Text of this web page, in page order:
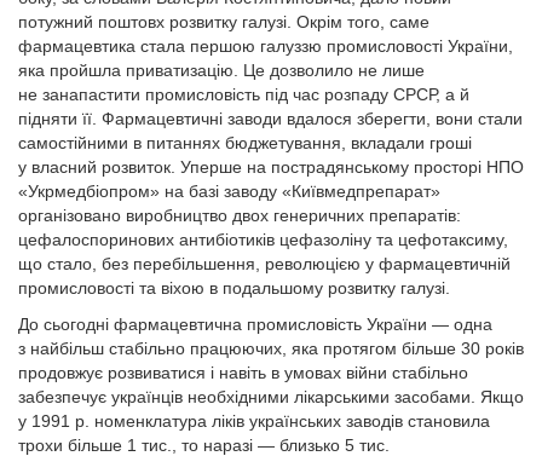
потужний поштовх розвитку галузі. Окрім того, саме
фармацевтика стала першою галуззю промисловості України,
яка пройшла приватизацію. Це дозволило не лише
не занапастити промисловість під час розпаду СРСР, а й
підняти її. Фармацевтичні заводи вдалося зберегти, вони стали
самостійними в питаннях бюджетування, вкладали гроші
у власний розвиток. Уперше на пострадянському просторі НПО
«Укр­медбіопром» на базі заводу «Київмедпрепарат»
організовано виробництво двох генеричних препаратів:
цефалоспоринових антибіотиків цефазоліну та цефотаксиму,
що стало, без перебільшення, революцією у фармацевтичній
промисловості та віхою в подальшому розвитку галузі.
До сьогодні фармацевтична промисловість України — одна
з найбільш стабільно працюючих, яка протягом більше 30 років
продовжує розвиватися і навіть в умовах війни стабільно
забезпечує українців необхідними лікарськими засобами. Якщо
у 1991 р. номенклатура ліків українських заводів становила
трохи більше 1 тис., то наразі — близько 5 тис.